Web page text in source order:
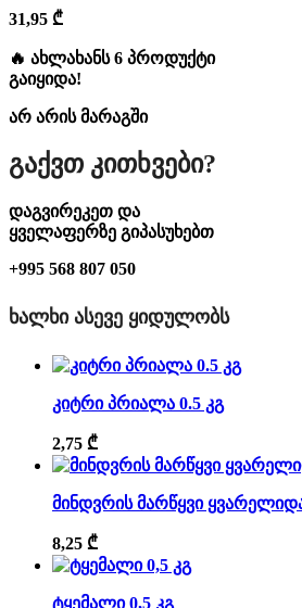
31,95 ₾
🔥 ახლახანს 6 პროდუქტი
გაიყიდა!
არ არის მარაგში
Გაქვთ Კითხვები?
დაგვირეკეთ და
ყველაფერზე გიპასუხებთ
+995 568 807 050
ᲮᲐᲚᲮᲘ ᲐᲡᲔᲕᲔ ᲧᲘᲓᲣᲚᲝᲑᲡ
კიტრი პრიალა 0.5 კგ
2,75 ₾
მინდვრის მარწყვი
8,25 ₾
ტყემალი 0,5 კგ